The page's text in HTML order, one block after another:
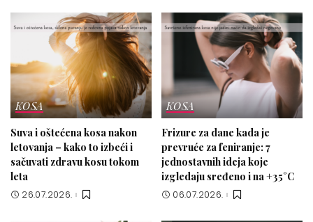
KOSA
Suva i oštećena kosa nakon
letovanja – kako to izbeći i
sačuvati zdravu kosu tokom
leta
26.07.2026.
KOSA
Frizure za dane kada je
prevruće za feniranje: 7
jednostavnih ideja koje
izgledaju sređeno i na +35°C
06.07.2026.